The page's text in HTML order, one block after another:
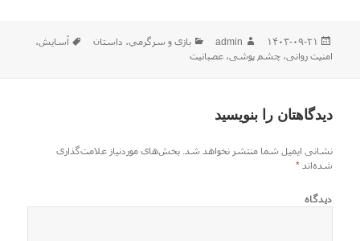
ارسال
شده
۱۴۰۳-۰۹-۲۱ نویسنده
admin دسته‌ها
بازی و سرگرمي، داستان برچسب‌ها
آسایش،
امنیت روانی،چشم پوشی،عصبانیت
دیدگاهتان را بنویسید
نشانی ایمیل شما منتشر نخواهد شد. بخش‌های موردنیاز علامت‌گذاری
شده‌اند*
دیدگاه